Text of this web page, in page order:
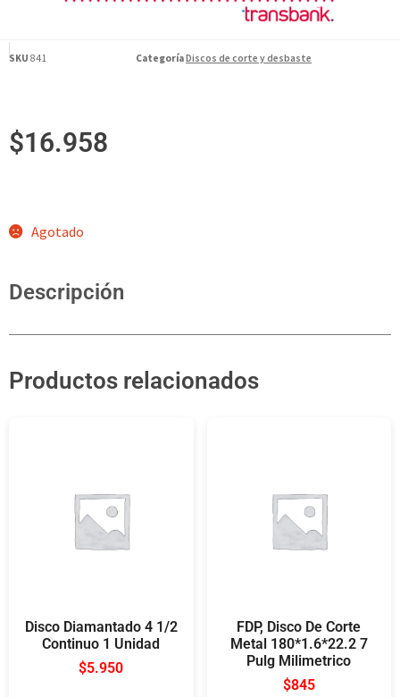
SKU 841 CategoríaDiscos de corte y desbaste
$16.958
Agotado
Descripción
Productos relacionados
Disco Diamantado 4 1/2
Continuo 1 Unidad
$5.950
FDP, Disco De Corte
Metal 180*1.6*22.2 7
Pulg Milimetrico
$845